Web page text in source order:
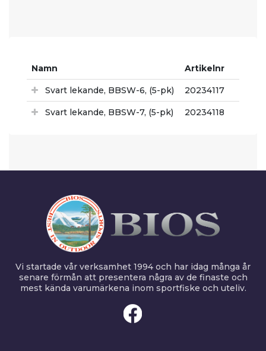
Namn Artikelnr
Svart lekande, BBSW-6, (5-pk) 20234117
Svart lekande, BBSW-7, (5-pk) 20234118
Vi startade vår verksamhet 1994 och har idag många år
senare förmån att presentera några av de finaste och
mest kända varumärkena inom sportfiske och uteliv.